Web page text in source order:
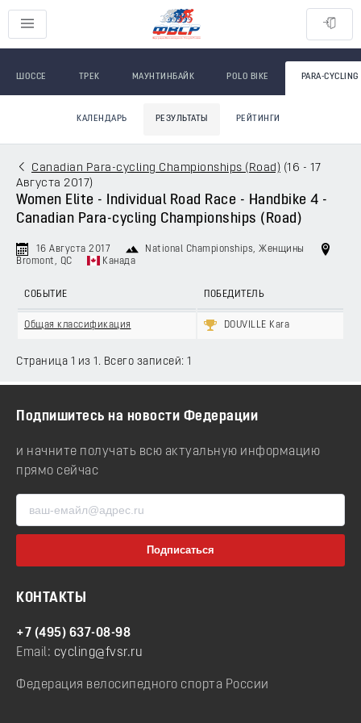
ШОССЕ ТРЕК МАУНТИНБАЙК POLO BIKE PARA-CYCLING
КАЛЕНДАРЬ РЕЗУЛЬТАТЫ РЕЙТИНГИ
Canadian Para-cycling Championships (Road) (16 - 17
Августа 2017)
Women Elite - Individual Road Race - Handbike 4 -
Canadian Para-cycling Championships (Road)
16 Августа 2017 National Championships, Женщины
Bromont, QC
Канада
СОБЫТИЕ ПОБЕДИТЕЛЬ
Общая классификация DOUVILLE Kara
Страница 1 из 1. Всего записей: 1
Подпишитесь на новости Федерации
и начните получать всю актуальную информацию
прямо сейчас
КОНТАКТЫ
+7 (495) 637-08-98
Email: cycling@fvsr.ru
Федерация велосипедного спорта России